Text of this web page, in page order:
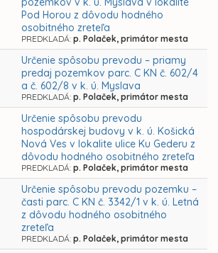
Pod Horou z dôvodu hodného
osobitného zreteľa
PREDKLADÁ: p. Polaček, primátor mesta
Určenie spôsobu prevodu – priamy
predaj pozemkov parc. C KN č. 602/4
a č. 602/8 v k. ú. Myslava
PREDKLADÁ: p. Polaček, primátor mesta
Určenie spôsobu prevodu
hospodárskej budovy v k. ú. Košická
Nová Ves v lokalite ulice Ku Gederu z
dôvodu hodného osobitného zreteľa
PREDKLADÁ: p. Polaček, primátor mesta
Určenie spôsobu prevodu pozemku –
časti parc. C KN č. 3342/1 v k. ú. Letná
z dôvodu hodného osobitného
zreteľa
PREDKLADÁ: p. Polaček, primátor mesta